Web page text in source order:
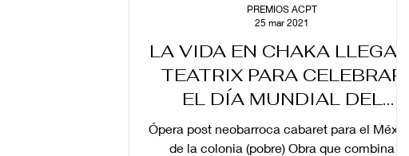
LA VIDA EN CHAKA LLEGA A
TEATRIX PARA CELEBRAR
EL DÍA MUNDIAL DEL
TEATRO
Ópera post neobarroca cabaret para el México
de la colonia (pobre) Obra que combina
PREMIOS ACPT
25 mar 2021